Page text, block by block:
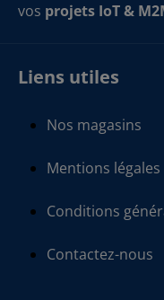
vos projets IoT &
Liens utiles
Nos magasins
Mentions légales
Conditions
Contactez-nous